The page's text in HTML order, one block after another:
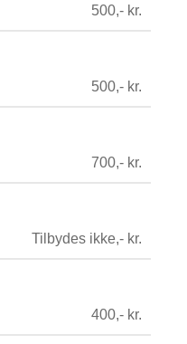
500,- kr.
500,- kr.
700,- kr.
Tilbydes ikke,- kr.
400,- kr.